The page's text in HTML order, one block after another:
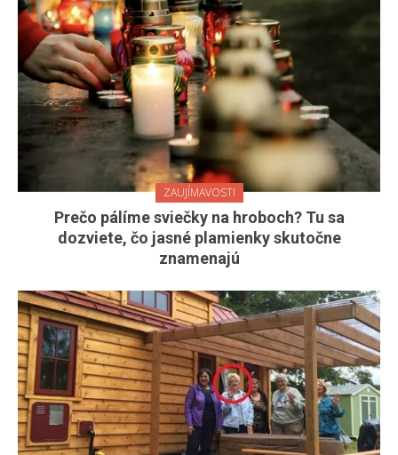
ZAUJÍMAVOSTI
Prečo pálíme sviečky na hroboch? Tu sa
dozviete, čo jasné plamienky skutočne
znamenajú